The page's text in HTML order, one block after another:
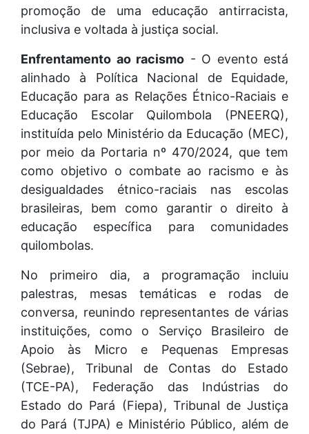
promoção de uma educação antirracista,
inclusiva e voltada à justiça social.
Enfrentamento ao racismo - O evento está
alinhado à Política Nacional de Equidade,
Educação para as Relações Étnico-Raciais e
Educação Escolar Quilombola (PNEERQ),
instituída pelo Ministério da Educação (MEC),
por meio da Portaria nº 470/2024, que tem
como objetivo o combate ao racismo e às
desigualdades étnico-raciais nas escolas
brasileiras, bem como garantir o direito à
educação específica para comunidades
quilombolas.
No primeiro dia, a programação incluiu
palestras, mesas temáticas e rodas de
conversa, reunindo representantes de várias
instituições, como o Serviço Brasileiro de
Apoio às Micro e Pequenas Empresas
(Sebrae), Tribunal de Contas do Estado
(TCE-PA), Federação das Indústrias do
Estado do Pará (Fiepa), Tribunal de Justiça
do Pará (TJPA) e Ministério Público, além de